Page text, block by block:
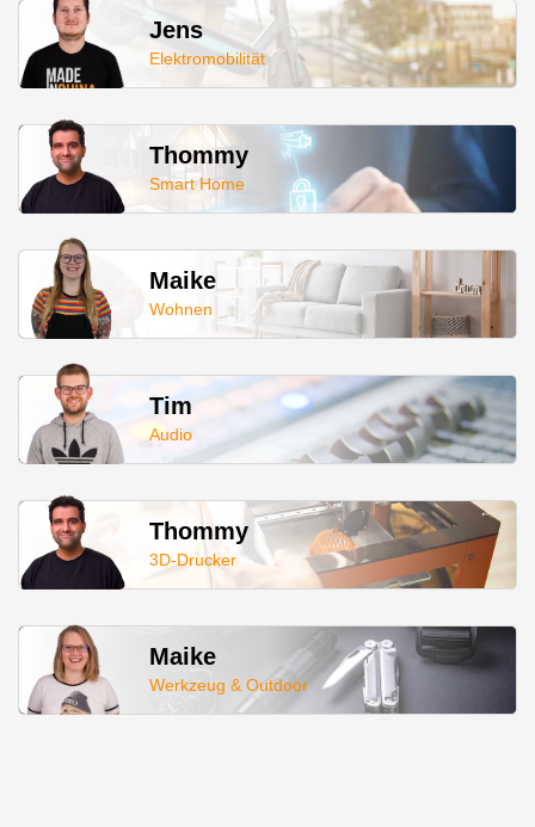
Jens
Elektromobilität
Thommy
Smart Home
Maike
Wohnen
Tim
Audio
Thommy
3D-Drucker
Maike
Werkzeug & Outdoor